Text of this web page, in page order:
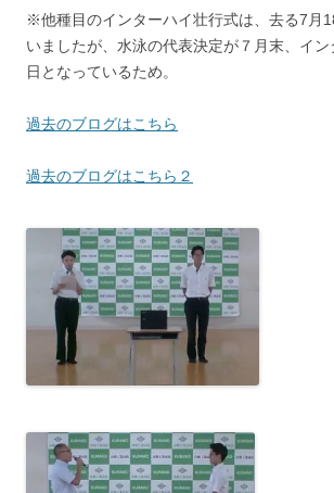
※他種目のインターハイ壮行式は、去る7月
いましたが、水泳の代表決定が７月末、イ
日となっているため。
過去のブログはこちら
過去のブログはこちら２